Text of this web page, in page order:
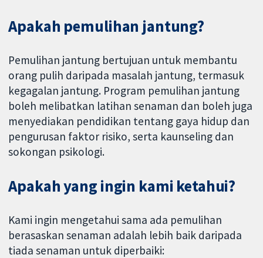
Apakah pemulihan jantung?
Pemulihan jantung bertujuan untuk membantu
orang pulih daripada masalah jantung, termasuk
kegagalan jantung. Program pemulihan jantung
boleh melibatkan latihan senaman dan boleh juga
menyediakan pendidikan tentang gaya hidup dan
pengurusan faktor risiko, serta kaunseling dan
sokongan psikologi.
Apakah yang ingin kami ketahui?
Kami ingin mengetahui sama ada pemulihan
berasaskan senaman adalah lebih baik daripada
tiada senaman untuk diperbaiki: